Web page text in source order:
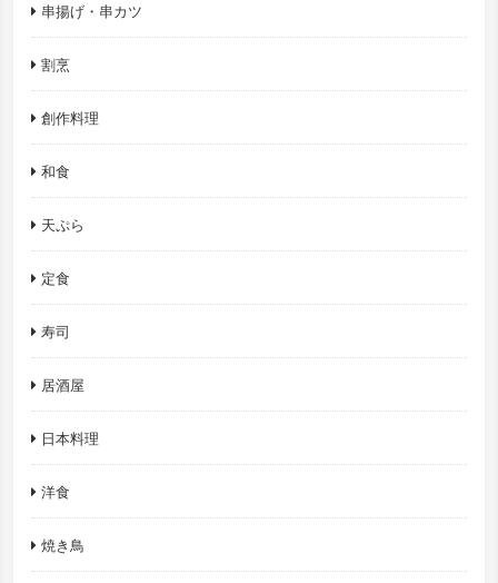
串揚げ・串カツ
割烹
創作料理
和食
天ぷら
定食
寿司
居酒屋
日本料理
洋食
焼き鳥